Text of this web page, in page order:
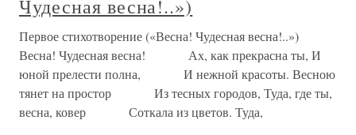
Чудесная весна!..»)
Первое стихотворение («Весна! Чудесная весна!..»)
Весна! Чудесная весна! Ах, как прекрасна ты, И
юной прелести полна, И нежной красоты. Весною
тянет на простор Из тесных городов, Туда, где ты,
весна, ковер Соткала из цветов. Туда,